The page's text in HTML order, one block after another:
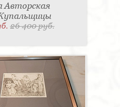
Авторская
26 400 руб.